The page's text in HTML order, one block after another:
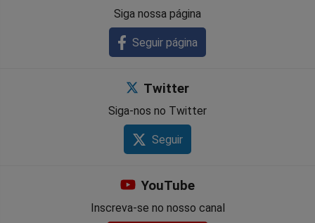
Siga nossa página
Seguir página
Twitter
Siga-nos no Twitter
Seguir
YouTube
Inscreva-se no nosso canal